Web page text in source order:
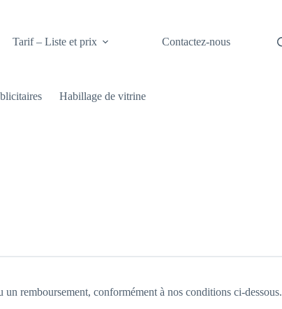
Tarif – Liste et prix Contactez-nous
Habillage de vitrine
remboursement, conformément à nos conditions ci-dessous.